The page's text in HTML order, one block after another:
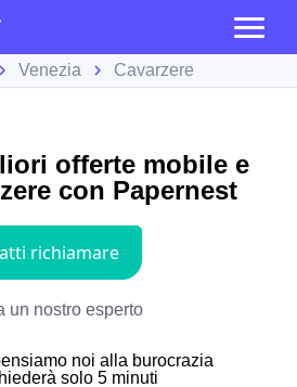
Venezia Cavarzere